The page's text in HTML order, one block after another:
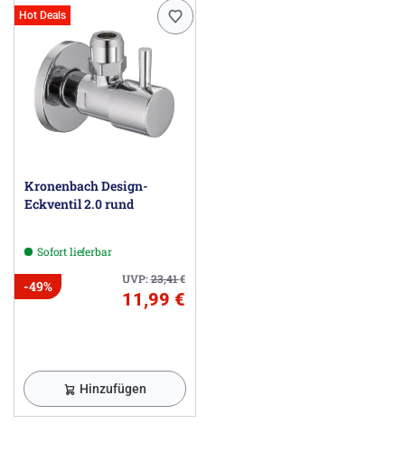
Hot Deals
Kronenbach Design-
Eckventil 2.0 rund
Sofort lieferbar
UVP:23,41€
-49%
11,99 €
Hinzufügen